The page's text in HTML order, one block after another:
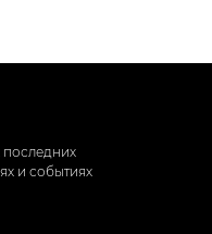
и событиях